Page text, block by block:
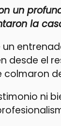
un
la
desde el
colmaron
ni